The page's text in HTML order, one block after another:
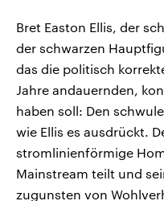
Bret Easton Ellis, der
der schwarzen
das die politisch
Jahre andauernden,
haben soll: Den
wie Ellis es ausdrückt.
stromlinienförmige
Mainstream teilt und
zugunsten von